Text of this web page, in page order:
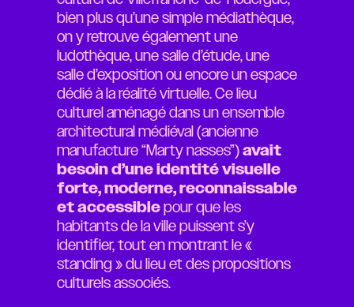
bien plus qu’une simple médiathèque,
on y retrouve également une
ludothèque, une salle d’étude, une
salle d’exposition ou encore un espace
dédié à la réalité virtuelle. Ce lieu
culturel aménagé dans un ensemble
architectural médiéval (ancienne
manufacture “Marty nasses”)avait
besoin d’une identité visuelle
forte, moderne, reconnaissable
et accessiblepour que les
habitants de la ville puissent s’y
identifier, tout en montrant le «
standing » du lieu et des propositions
culturels associés.